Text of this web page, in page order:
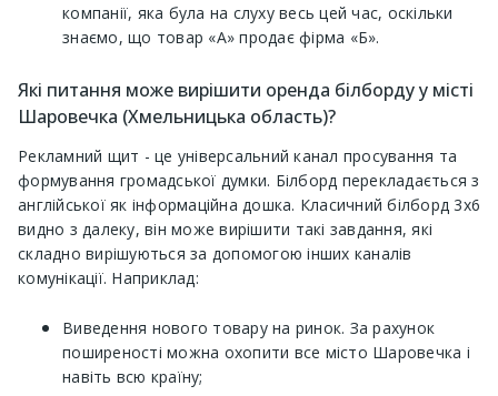
компанії, яка була на слуху весь цей час, оскільки
знаємо, що товар «А» продає фірма «Б».
Які питання може вирішити оренда білборду у місті
Шаровечка (Хмельницька область)?
Рекламний щит - це універсальний канал просування та
формування громадської думки. Білборд перекладається з
англійської як інформаційна дошка. Класичний білборд 3х6
видно з далеку, він може вирішити такі завдання, які
складно вирішуються за допомогою інших каналів
комунікації. Наприклад:
Виведення нового товару на ринок. За рахунок
поширеності можна охопити все місто Шаровечка і
навіть всю країну;